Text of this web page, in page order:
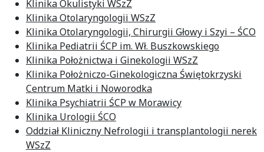
Klinika Okulistyki WSzZ
Klinika Otolaryngologii WSzZ
Klinika Otolaryngologii, Chirurgii Głowy i Szyi – ŚCO
Klinika Pediatrii ŚCP im. Wł. Buszkowskiego
Klinika Położnictwa i Ginekologii WSzZ
Klinika Położniczo-Ginekologiczna Świętokrzyski
Centrum Matki i Noworodka
Klinika Psychiatrii ŚCP w Morawicy
Klinika Urologii ŚCO
Oddział Kliniczny Nefrologii i transplantologii nerek
WSzZ